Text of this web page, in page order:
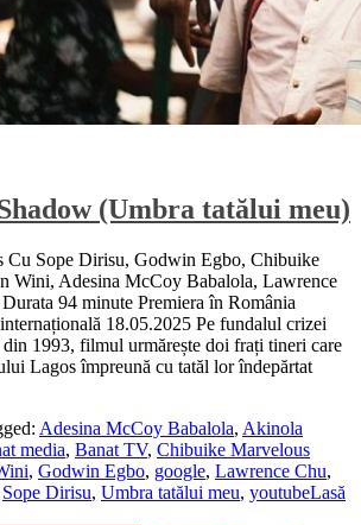
(Umbra tatălui meu)
Cu Sope Dirisu, Godwin Egbo, Chibuike
Wini, Adesina McCoy Babalola, Lawrence
94 minute Premiera în România
18.05.2025 Pe fundalul crizei
1993, filmul urmărește doi frați tineri care
Lagos împreună cu tatăl lor îndepărtat
Adesina McCoy Babalola, Akinola
media, Banat TV, Chibuike Marvelous
, Godwin Egbo, google, Lawrence Chu,
Sope Dirisu, Umbra tatălui meu, youtubeLasă